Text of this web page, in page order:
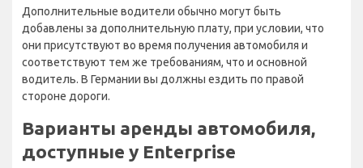
Дополнительные водители обычно могут быть
добавлены за дополнительную плату, при условии, что
они присутствуют во время получения автомобиля и
соответствуют тем же требованиям, что и основной
водитель. В Германии вы должны ездить по правой
стороне дороги.
Варианты аренды автомобиля,
доступные у Enterprise